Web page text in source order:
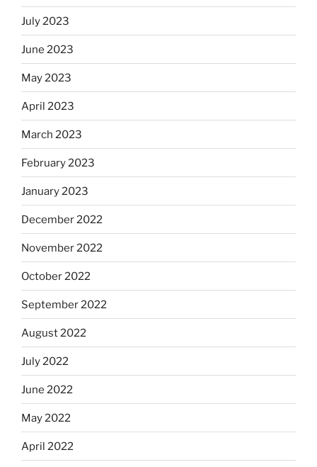
July 2023
June 2023
May 2023
April 2023
March 2023
February 2023
January 2023
December 2022
November 2022
October 2022
September 2022
August 2022
July 2022
June 2022
May 2022
April 2022